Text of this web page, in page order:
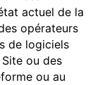
actuel de la
opérateurs
de logiciels
ou des
ou au